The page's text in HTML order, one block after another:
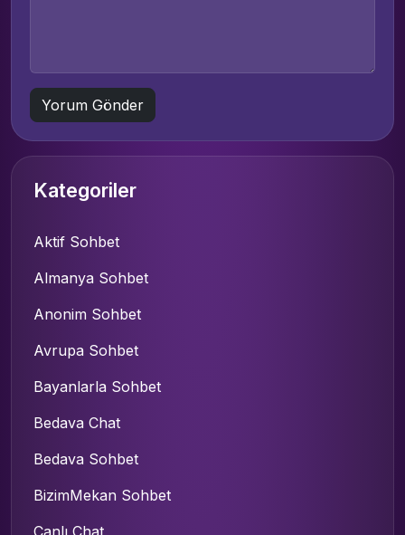
Kategoriler
Aktif Sohbet
Almanya Sohbet
Anonim Sohbet
Avrupa Sohbet
Bayanlarla Sohbet
Bedava Chat
Bedava Sohbet
BizimMekan Sohbet